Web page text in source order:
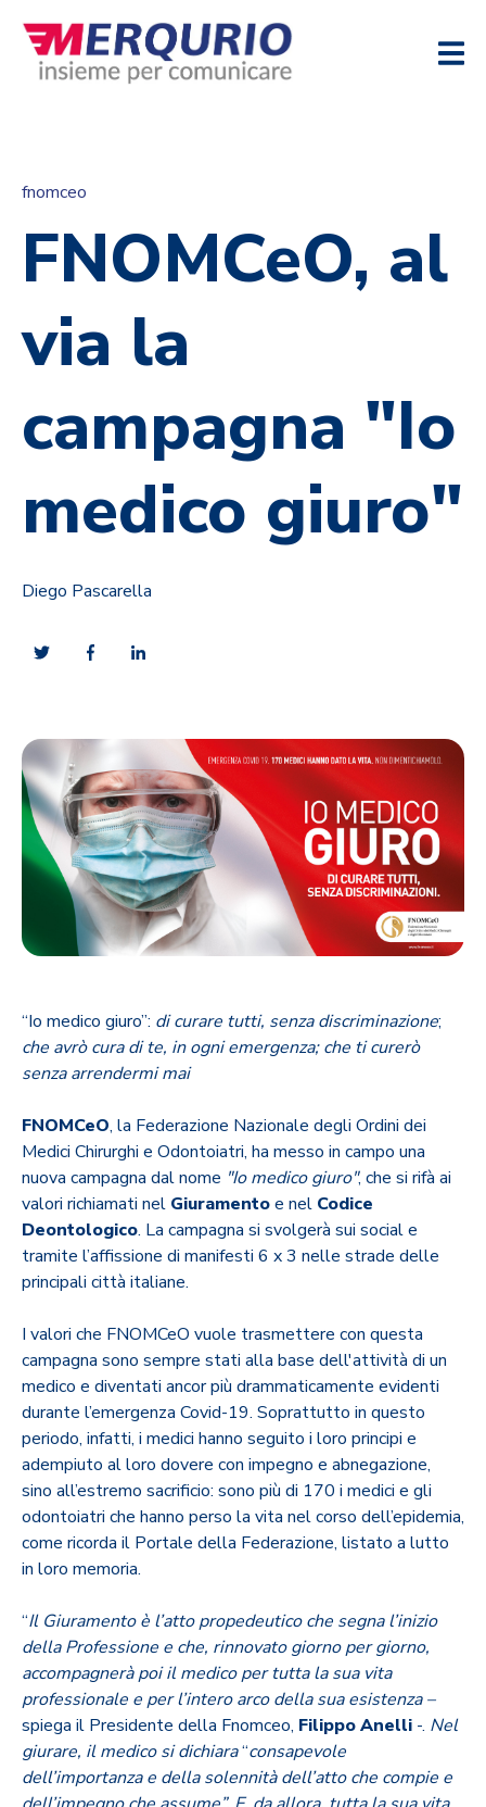
fnomceo
FNOMCeO, al
via la
campagna "Io
medico giuro"
Diego Pascarella
“Io medico giuro”: di curare tutti, senza discriminazione;
che avrò cura di te, in ogni emergenza; che ti curerò
senza arrendermi mai
FNOMCeO, la Federazione Nazionale degli Ordini dei
Medici Chirurghi e Odontoiatri, ha messo in campo una
nuova campagna dal nome "Io medico giuro", che si rifà ai
valori richiamati nel Giuramentoe nel Codice
Deontologico. La campagna si svolgerà sui social e
tramite l’affissione di manifesti 6 x 3 nelle strade delle
principali città italiane.
I valori che FNOMCeO vuole trasmettere con questa
campagna sono sempre stati alla base dell'attività di un
medico e diventati ancor più drammaticamente evidenti
durante l’emergenza Covid-19. Soprattutto in questo
periodo, infatti, i medici hanno seguito i loro principi e
adempiuto al loro dovere con impegno e abnegazione,
sino all’estremo sacrificio: sono più di 170 i medici e gli
odontoiatri che hanno perso la vita nel corso dell’epidemia,
come ricorda il Portale della Federazione, listato a lutto
in loro memoria.
“Il Giuramento è l’atto propedeutico che segna l’inizio
della Professione e che, rinnovato giorno per giorno,
accompagnerà poi il medico per tutta la sua vita
professionale e per l’intero arco della sua esistenza –
spiega il Presidente della Fnomceo, Filippo Anelli -. Nel
giurare, il medico si dichiara“consapevole
dell’importanza e della solennità dell’atto che compie e